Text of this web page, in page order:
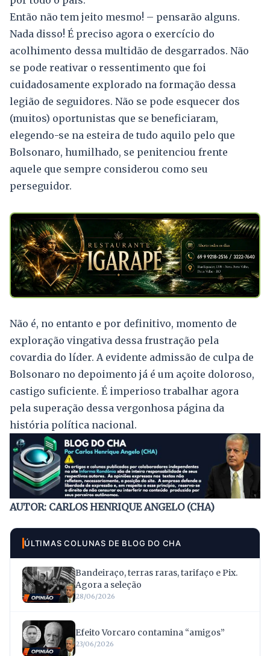
Então não tem jeito mesmo! – pensarão alguns.
Nada disso! É preciso agora o exercício do
acolhimento dessa multidão de desgarrados. Não
se pode reativar o ressentimento que foi
cuidadosamente explorado na formação dessa
legião de seguidores. Não se pode esquecer dos
(muitos) oportunistas que se beneficiaram,
elegendo-se na esteira de tudo aquilo pelo que
Bolsonaro, humilhado, se penitenciou frente
aquele que sempre considerou como seu
perseguidor.
Não é, no entanto e por definitivo, momento de
exploração vingativa dessa frustração pela
covardia do líder. A evidente admissão de culpa de
Bolsonaro no depoimento já é um açoite doloroso,
castigo suficiente. É imperioso trabalhar agora
pela superação dessa vergonhosa página da
história política nacional.
AUTOR: CARLOS HENRIQUE ANGELO (CHA)
ÚLTIMAS COLUNAS DE BLOG DO CHA
Bandeiraço, terras raras, tarifaço e Pix.
Agora a seleção
28/06/2026
Efeito Vorcaro contamina “amigos”
23/06/2026